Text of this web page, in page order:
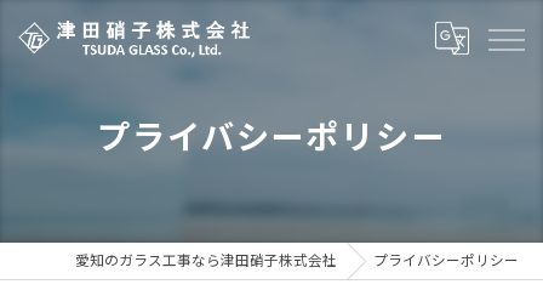
プライバシーポリシー
愛知のガラス工事なら津田硝子株式会社 プライバシーポリシー